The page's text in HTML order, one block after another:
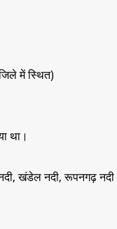
में स्थित)
था।
खंडेल नदी, रूपनगढ़ नदी